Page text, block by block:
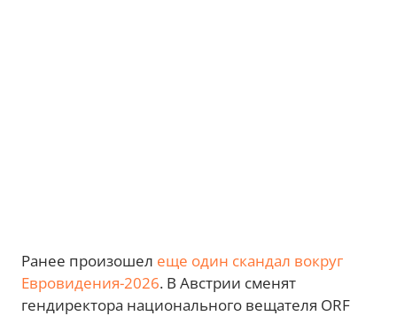
Ранее произошел еще один скандал вокруг
Евровидения-2026. В Австрии сменят
гендиректора национального вещателя ORF